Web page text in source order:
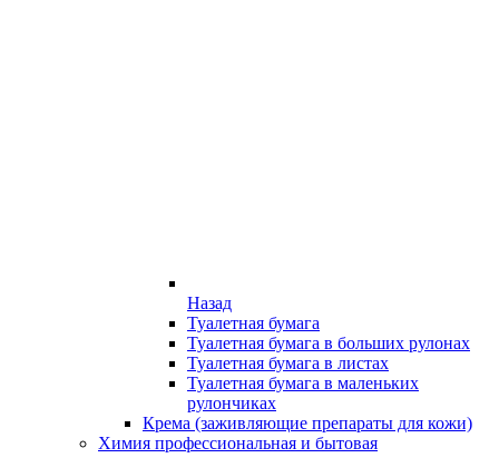
Назад
Туалетная бумага
Туалетная бумага в больших рулонах
Туалетная бумага в листах
Туалетная бумага в маленьких
рулончиках
Крема (заживляющие препараты для кожи)
Химия профессиональная и бытовая